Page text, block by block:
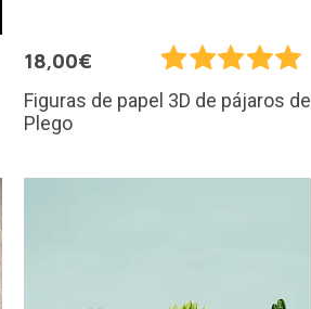
18,00€
Figuras de papel 3D de pájaros de
Plego